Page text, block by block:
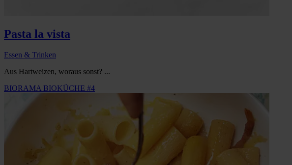
Pasta la vista
Essen & Trinken
Aus Hartweizen, woraus sonst? ...
BIORAMA BIOKÜCHE #4